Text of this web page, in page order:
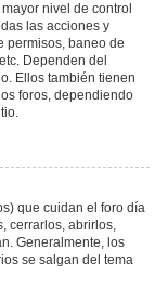
nivel de control
las acciones y
permisos, baneo de
Dependen del
Ellos también tienen
foros, dependiendo
que cuidan el foro día
cerrarlos, abrirlos,
Generalmente, los
se salgan del tema